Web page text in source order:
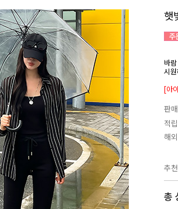
햇
바
시
[아
판
적
해
추
총